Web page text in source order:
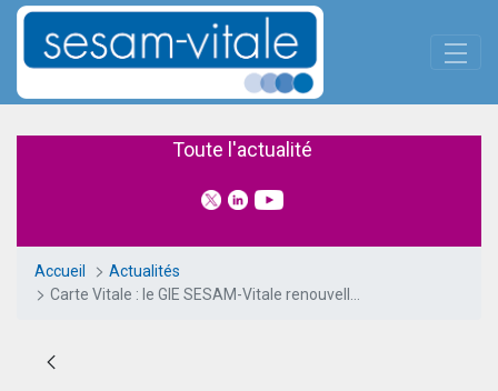
Saut au contenu principal
Carte Vitale : le GIE SESAM-
Toute l'actualité
Accueil
Actualités
Carte Vitale : le GIE SESAM-Vitale renouvelle sa confiance à Luminess pour le marché de numérisation des photos
Panneau de gestion des cookies